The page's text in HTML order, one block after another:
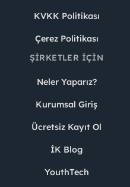
KVKK Politikası
Çerez Politikası
ŞIRKETLER İÇIN
Neler Yaparız?
Kurumsal Giriş
Ücretsiz Kayıt Ol
İK Blog
YouthTech